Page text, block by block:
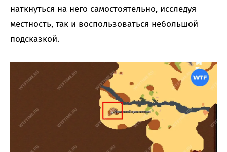
наткнуться на него самостоятельно, исследуя
местность, так и воспользоваться небольшой
подсказкой.